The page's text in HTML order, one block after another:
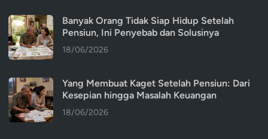
Banyak Orang Tidak Siap Hidup Setelah
Pensiun, Ini Penyebab dan Solusinya
18/06/2026
Yang Membuat Kaget Setelah Pensiun: Dari
Kesepian hingga Masalah Keuangan
18/06/2026